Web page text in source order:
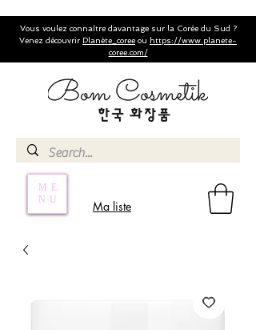
ME
NU
Ma liste
Vous voulez connaître davantage sur la Corée du Sud ?
Venez découvrir Planète_coree ou https://www.planete-
coree.com/